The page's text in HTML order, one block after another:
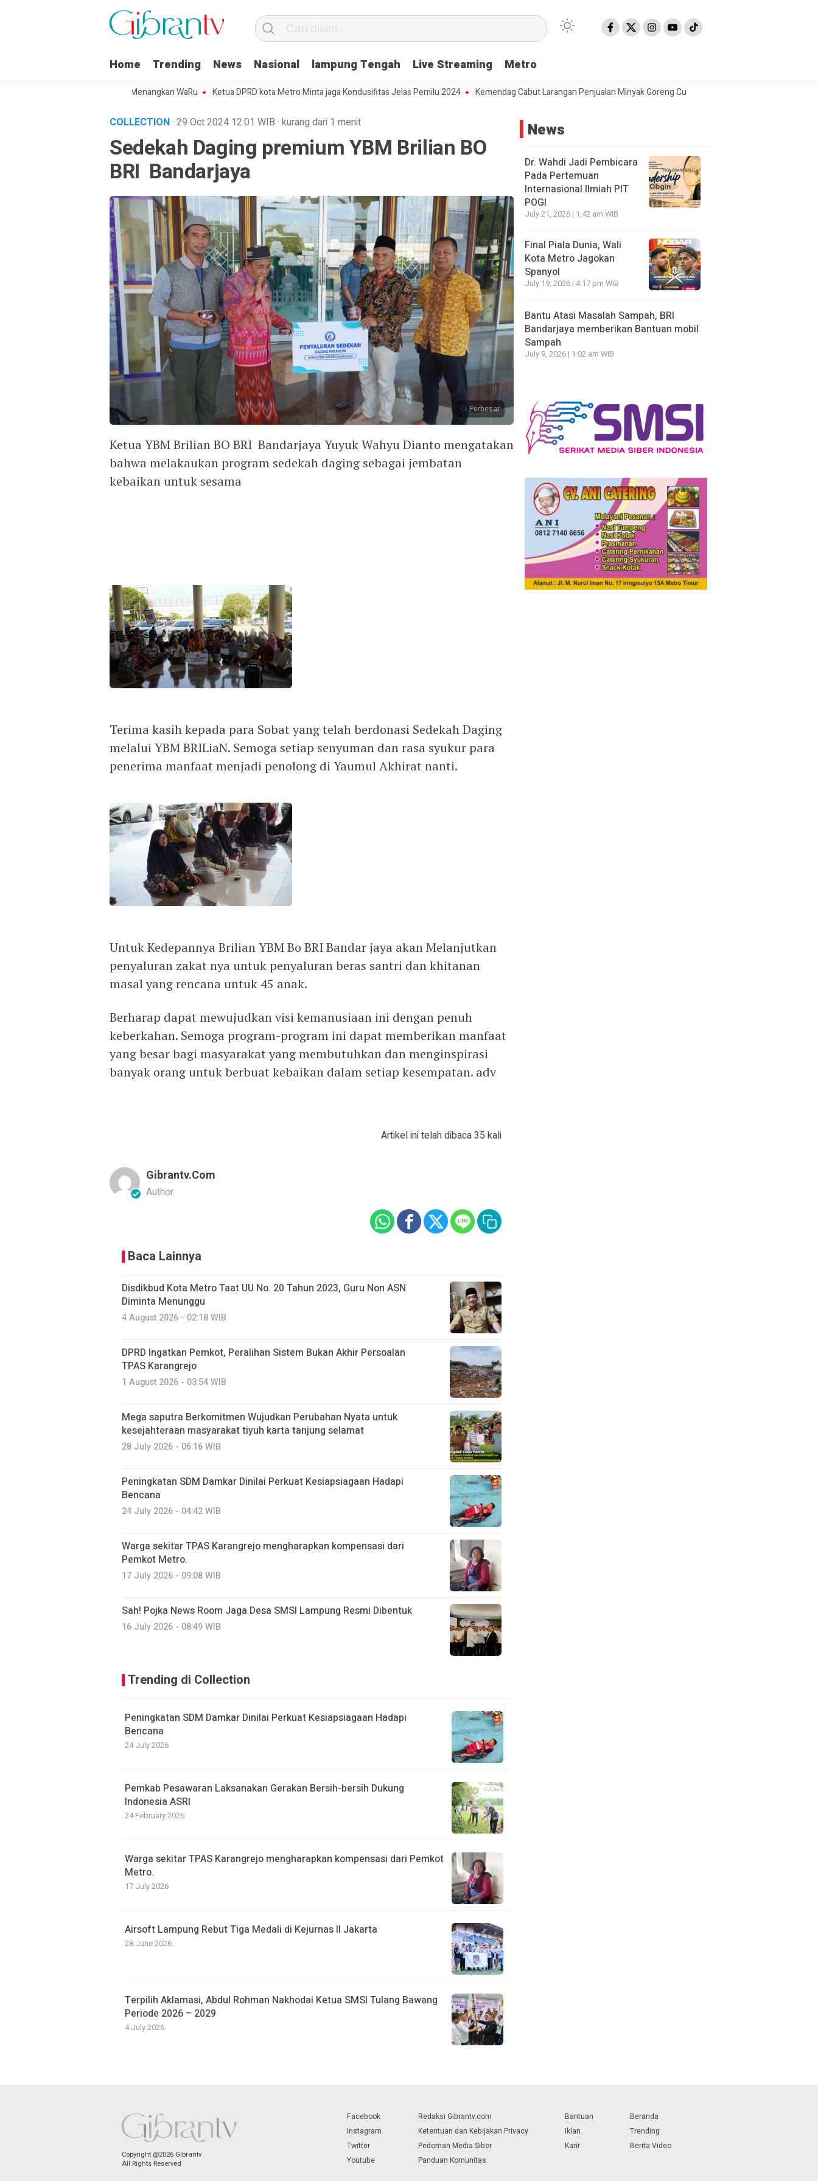
Home Trending News Nasional lampung Tengah Live Streaming Metro
Projo Kota Metro Sepakat Menangkan WaRu Ketua DPRD kota Metro Minta jaga Kondusifitas Jelas Pemilu 2024 Kemendag Cabut Larangan Penjualan Minyak Goreng Curah
COLLECTION· 29 Oct 2024 12:01 WIB · kurang dari 1 menit
Sedekah Daging premium YBM Brilian BO
BRI Bandarjaya
Perbesar
Ketua YBM Brilian BO BRI Bandarjaya Yuyuk Wahyu Dianto mengatakan
bahwa melakaukan program sedekah daging sebagai jembatan
kebaikan untuk sesama
Terima kasih kepada para Sobat yang telah berdonasi Sedekah Daging
melalui YBM BRILiaN. Semoga setiap senyuman dan rasa syukur para
penerima manfaat menjadi penolong di Yaumul Akhirat nanti.
Untuk Kedepannya Brilian YBM Bo BRI Bandar jaya akan Melanjutkan
penyaluran zakat nya untuk penyaluran beras santri dan khitanan
masal yang rencana untuk 45 anak.
Berharap dapat mewujudkan visi kemanusiaan ini dengan penuh
keberkahan. Semoga program-program ini dapat memberikan manfaat
yang besar bagi masyarakat yang membutuhkan dan menginspirasi
banyak orang untuk berbuat kebaikan dalam setiap kesempatan. adv
Artikel ini telah dibaca 35 kali
Gibrantv.com
Author
Baca Lainnya
Disdikbud Kota Metro Taat UU No. 20 Tahun 2023, Guru Non ASN
Diminta Menunggu
4 August 2026 - 02:18 WIB
DPRD Ingatkan Pemkot, Peralihan Sistem Bukan Akhir Persoalan
TPAS Karangrejo
1 August 2026 - 03:54 WIB
Mega saputra Berkomitmen Wujudkan Perubahan Nyata untuk
kesejahteraan masyarakat tiyuh karta tanjung selamat
28 July 2026 - 06:16 WIB
Peningkatan SDM Damkar Dinilai Perkuat Kesiapsiagaan Hadapi
Bencana
24 July 2026 - 04:42 WIB
Warga sekitar TPAS Karangrejo mengharapkan kompensasi dari
Pemkot Metro.
17 July 2026 - 09:08 WIB
Sah! Pojka News Room Jaga Desa SMSI Lampung Resmi Dibentuk
16 July 2026 - 08:49 WIB
Trending di Collection
Peningkatan SDM Damkar Dinilai Perkuat Kesiapsiagaan Hadapi
Bencana
24 July 2026
Pemkab Pesawaran Laksanakan Gerakan Bersih-bersih Dukung
Indonesia ASRI
24 February 2026
Warga sekitar TPAS Karangrejo mengharapkan kompensasi dari Pemkot
Metro.
17 July 2026
Airsoft Lampung Rebut Tiga Medali di Kejurnas II Jakarta
28 June 2026
Terpilih Aklamasi, Abdul Rohman Nakhodai Ketua SMSI Tulang Bawang
Periode 2026 – 2029
4 July 2026
News
Dr. Wahdi Jadi Pembicara
Pada Pertemuan
Internasional Ilmiah PIT
POGI
July 21, 2026 | 1:42 am WIB
Final Piala Dunia, Wali
Kota Metro Jagokan
Spanyol
July 19, 2026 | 4:17 pm WIB
Bantu Atasi Masalah Sampah, BRI
Bandarjaya memberikan Bantuan mobil
Sampah
July 9, 2026 | 1:02 am WIB
Copyright @2026 Gibrantv
All Rights Reserved
Facebook
Instagram
Twitter
Youtube
Redaksi Gibrantv.com
Ketentuan dan Kebijakan Privacy
Pedoman Media Siber
Panduan Komunitas
Bantuan
Iklan
Karir
Beranda
Trending
Berita Video